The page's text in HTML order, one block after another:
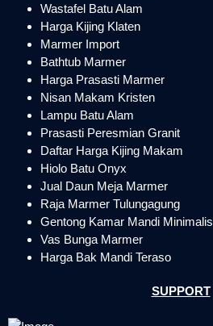
Wastafel Batu Alam
Harga Kijing Klaten
Marmer Import
Bathtub Marmer
Harga Prasasti Marmer
Nisan Makam Kristen
Lampu Batu Alam
Prasasti Peresmian Granit
Daftar Harga Kijing Makam
Hiolo Batu Onyx
Jual Daun Meja Marmer
Raja Marmer Tulungagung
Gentong Kamar Mandi Minimalis
Vas Bunga Marmer
Harga Bak Mandi Teraso
SUPPORT